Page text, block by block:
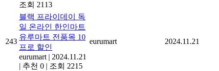
조회 2113
243
블랙 프라이데이 독
일 온라인 한인마트
유루마트 전품목 10
프로 할인
eurumart | 2024.11.21
| 추천 0 | 조회 2215
eurumart 2024.11.21